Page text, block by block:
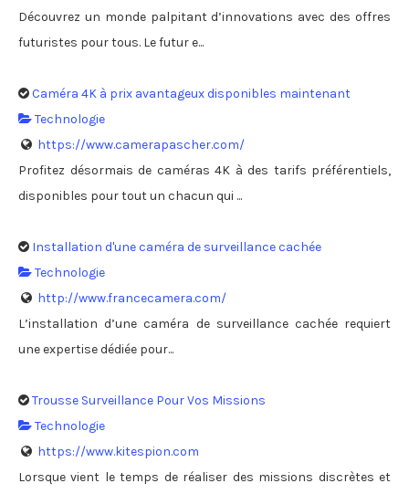
Découvrez un monde palpitant d’innovations avec des offres
futuristes pour tous. Le futur e...
Caméra 4K à prix avantageux disponibles maintenant
Technologie
https://www.camerapascher.com/
Profitez désormais de caméras 4K à des tarifs préférentiels,
disponibles pour tout un chacun qui ...
Installation d'une caméra de surveillance cachée
Technologie
http://www.francecamera.com/
L’installation d’une caméra de surveillance cachée requiert
une expertise dédiée pour...
Trousse Surveillance Pour Vos Missions
Technologie
https://www.kitespion.com
Lorsque vient le temps de réaliser des missions discrètes et